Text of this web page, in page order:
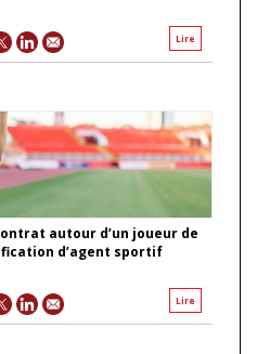
Lire
autour d’un joueur de
d’agent sportif
Lire